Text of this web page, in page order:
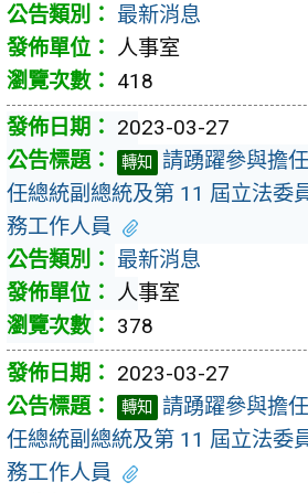
最新消息
人事室
418
2023-03-27
轉知
請踴躍參與擔
任總統副總統及第 11 屆立法委
務工作人員
最新消息
人事室
378
2023-03-27
轉知
請踴躍參與擔
任總統副總統及第 11 屆立法委
務工作人員